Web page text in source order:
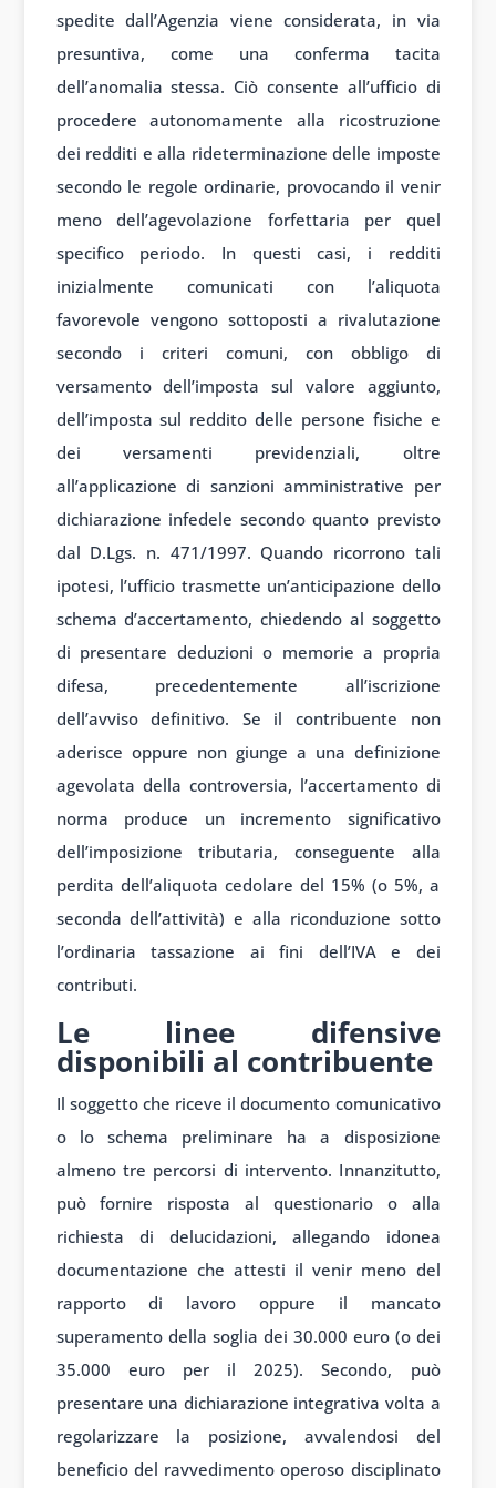
spedite dall’Agenzia viene considerata, in via
presuntiva, come una conferma tacita
dell’anomalia stessa. Ciò consente all’ufficio di
procedere autonomamente alla ricostruzione
dei redditi e alla rideterminazione delle imposte
secondo le regole ordinarie, provocando il venir
meno dell’agevolazione forfettaria per quel
specifico periodo. In questi casi, i redditi
inizialmente comunicati con l’aliquota
favorevole vengono sottoposti a rivalutazione
secondo i criteri comuni, con obbligo di
versamento dell’imposta sul valore aggiunto,
dell’imposta sul reddito delle persone fisiche e
dei versamenti previdenziali, oltre
all’applicazione di sanzioni amministrative per
dichiarazione infedele secondo quanto previsto
dal D.Lgs. n. 471/1997. Quando ricorrono tali
ipotesi, l’ufficio trasmette un’anticipazione dello
schema d’accertamento, chiedendo al soggetto
di presentare deduzioni o memorie a propria
difesa, precedentemente all’iscrizione
dell’avviso definitivo. Se il contribuente non
aderisce oppure non giunge a una definizione
agevolata della controversia, l’accertamento di
norma produce un incremento significativo
dell’imposizione tributaria, conseguente alla
perdita dell’aliquota cedolare del 15% (o 5%, a
seconda dell’attività) e alla riconduzione sotto
l’ordinaria tassazione ai fini dell’IVA e dei
contributi.
Le linee difensive
disponibili al contribuente
Il soggetto che riceve il documento comunicativo
o lo schema preliminare ha a disposizione
almeno tre percorsi di intervento. Innanzitutto,
può fornire risposta al questionario o alla
richiesta di delucidazioni, allegando idonea
documentazione che attesti il venir meno del
rapporto di lavoro oppure il mancato
superamento della soglia dei 30.000 euro (o dei
35.000 euro per il 2025). Secondo, può
presentare una dichiarazione integrativa volta a
regolarizzare la posizione, avvalendosi del
beneficio del ravvedimento operoso disciplinato